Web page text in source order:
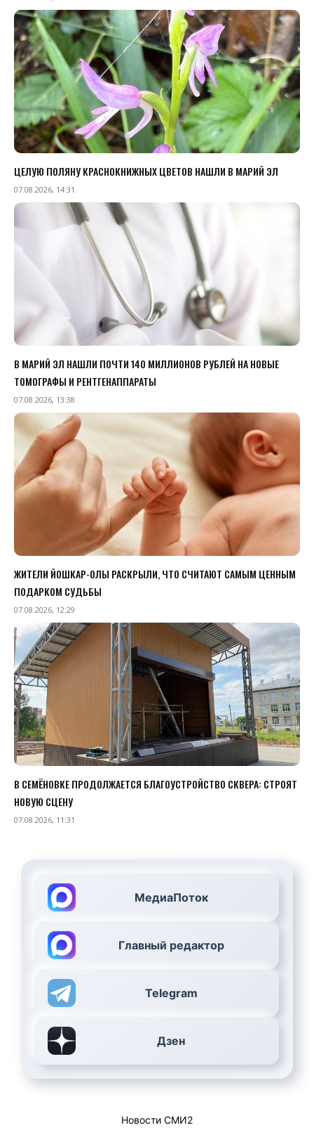
ЦЕЛУЮ ПОЛЯНУ КРАСНОКНИЖНЫХ ЦВЕТОВ НАШЛИ В МАРИЙ ЭЛ
07.08.2026, 14:31
В МАРИЙ ЭЛ НАШЛИ ПОЧТИ 140 МИЛЛИОНОВ РУБЛЕЙ НА НОВЫЕ
ТОМОГРАФЫ И РЕНТГЕНАППАРАТЫ
07.08.2026, 13:38
ЖИТЕЛИ ЙОШКАР-ОЛЫ РАСКРЫЛИ, ЧТО СЧИТАЮТ САМЫМ ЦЕННЫМ
ПОДАРКОМ СУДЬБЫ
07.08.2026, 12:29
В СЕМЁНОВКЕ ПРОДОЛЖАЕТСЯ БЛАГОУСТРОЙСТВО СКВЕРА: СТРОЯТ
НОВУЮ СЦЕНУ
07.08.2026, 11:31
МедиаПоток
Главный редактор
Telegram
Дзен
Новости СМИ2